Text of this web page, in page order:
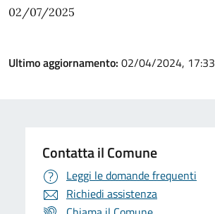
02/07/2025
Ultimo aggiornamento: 02/04/2024, 17:33
Contatta il Comune
Leggi le domande frequenti
Richiedi assistenza